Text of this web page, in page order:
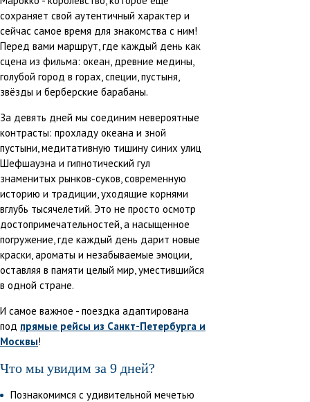
сохраняет свой аутентичный характер и
сейчас самое время для знакомства с ним!
Перед вами маршрут, где каждый день как
сцена из фильма: океан, древние медины,
голубой город в горах, специи, пустыня,
звёзды и берберские барабаны.
За девять дней мы соединим невероятные
контрасты: прохладу океана и зной
пустыни, медитативную тишину синих улиц
Шефшауэна и гипнотический гул
знаменитых рынков-суков, современную
историю и традиции, уходящие корнями
вглубь тысячелетий. Это не просто осмотр
достопримечательностей, а насыщенное
погружение, где каждый день дарит новые
краски, ароматы и незабываемые эмоции,
оставляя в памяти целый мир, уместившийся
в одной стране.
И самое важное - поездка адаптирована
под прямые рейсы из Санкт-Петербурга и
Москвы!
Что мы увидим за 9 дней?
Познакомимся с удивительной мечетью